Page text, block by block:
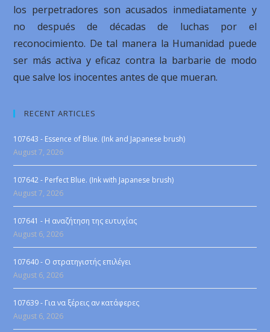
los perpetradores son acusados inmediatamente y
no después de décadas de luchas por el
reconocimiento. De tal manera la Humanidad puede
ser más activa y eficaz contra la barbarie de modo
que salve los inocentes antes de que mueran.
RECENT ARTICLES
107643 - Essence of Blue. (Ink and Japanese brush)
August 7, 2026
107642 - Perfect Blue. (Ink with Japanese brush)
August 7, 2026
107641 - Η αναζήτηση της ευτυχίας
August 6, 2026
107640 - Ο στρατηγιστής επιλέγει
August 6, 2026
107639 - Για να ξέρεις αν κατάφερες
August 6, 2026